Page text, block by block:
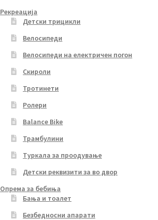
Рекреација
Детски трицикли
Велосипеди
Велосипеди на електричен погон
Скироли
Тротинети
Ролери
Balance Bike
Трамбулини
Туркала за проодување
Детски реквизити за во двор
Опрема за бебиња
Бања и тоалет
Безбедносни апарати